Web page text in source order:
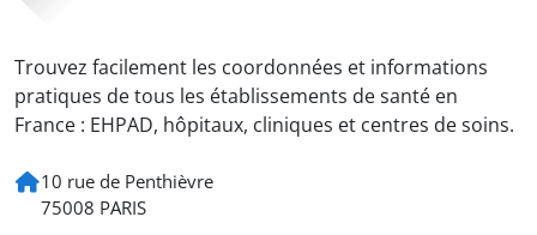
Trouvez facilement les coordonnées et informations
pratiques de tous les établissements de santé en
France : EHPAD, hôpitaux, cliniques et centres de soins.
10 rue de Penthièvre
75008 PARIS